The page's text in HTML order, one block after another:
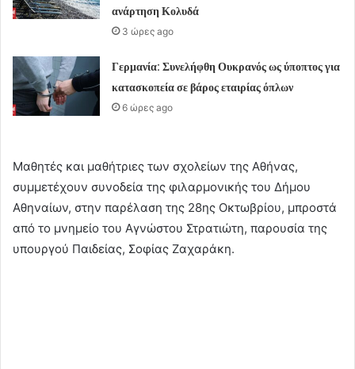
ανάρτηση Κολυδά
3 ώρες ago
Γερμανία: Συνελήφθη Ουκρανός ως ύποπτος για
κατασκοπεία σε βάρος εταιρίας όπλων
6 ώρες ago
Μαθητές και μαθήτριες των σχολείων της Αθήνας,
συμμετέχουν συνοδεία της φιλαρμονικής του Δήμου
Αθηναίων, στην παρέλαση της 28ης Οκτωβρίου, μπροστά
από το μνημείο του Αγνώστου Στρατιώτη, παρουσία της
υπουργού Παιδείας, Σοφίας Ζαχαράκη.